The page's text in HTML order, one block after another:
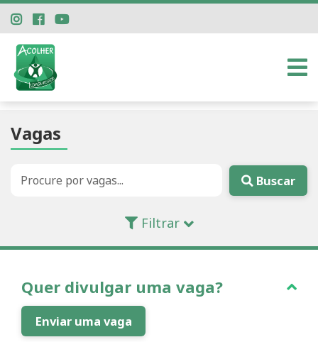
Vagas
Buscar
Filtrar
Quer divulgar uma vaga?
Enviar uma vaga
Dados da Vaga